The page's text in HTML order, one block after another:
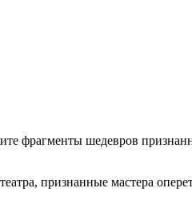
фрагменты шедевров
признанные мастера